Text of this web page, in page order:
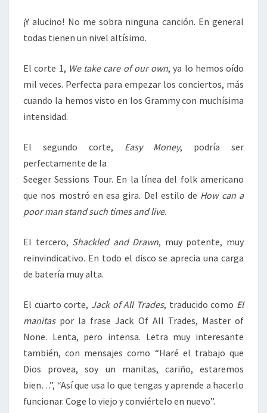
¡Y alucino! No me sobra ninguna canción. En general
todas tienen un nivel altísimo.
El corte 1, We take care of our own, ya lo hemos oído
mil veces. Perfecta para empezar los conciertos, más
cuando la hemos visto en los Grammy con muchísima
intensidad.
El segundo corte, Easy Money, podría ser
perfectamente de la
Seeger Sessions Tour. En la línea del folk americano
que nos mostró en esa gira. Del estilo de How can a
poor man stand such times and live.
El tercero, Shackled and Drawn, muy potente, muy
reinvindicativo. En todo el disco se aprecia una carga
de batería muy alta.
El cuarto corte, Jack of All Trades, traducido como El
manitaspor la frase Jack Of All Trades, Master of
None. Lenta, pero intensa. Letra muy interesante
también, con mensajes como “Haré el trabajo que
Dios provea, soy un manitas, cariño, estaremos
bien…”, “Así que usa lo que tengas y aprende a hacerlo
funcionar. Coge lo viejo y conviértelo en nuevo”.